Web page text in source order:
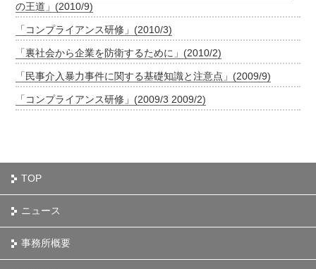
の王道」(2010/9)
「コンプライアンス研修」(2010/3)
「裏社会から企業を防衛するために」(2010/2)
「民事介入暴力事件に関する基礎知識と注意点」(2009/9)
「コンプライアンス研修」(2009/3 2009/2)
TOP
ニュース
事務所概要